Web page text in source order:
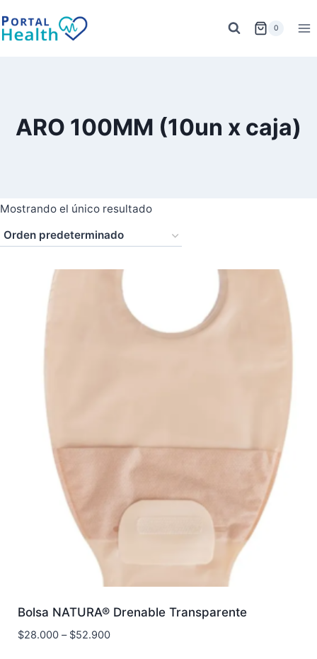
al
0
ARO 100MM (10un x caja)
Mostrando el único resultado
Bolsa NATURA® Drenable Transparente
$28.000– $52.900